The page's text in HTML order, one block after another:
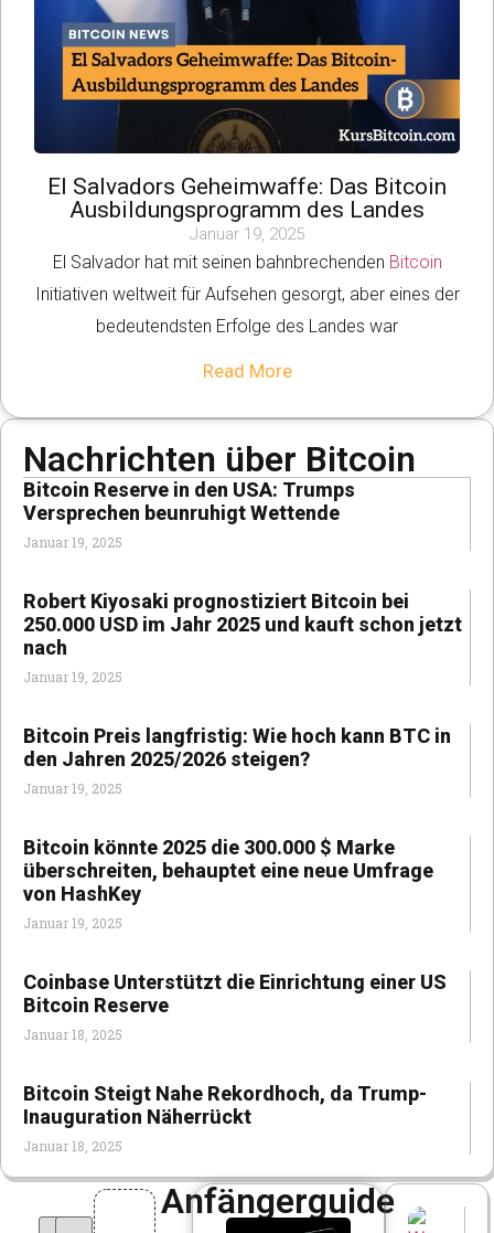
El Salvadors Geheimwaffe: Das Bitcoin
Ausbildungsprogramm des Landes
Januar 19, 2025
El Salvador hat mit seinen bahnbrechenden Bitcoin
Initiativen weltweit für Aufsehen gesorgt, aber eines der
bedeutendsten Erfolge des Landes war
Read More
Nachrichten über Bitcoin
Bitcoin Reserve in den USA: Trumps
Versprechen beunruhigt Wettende
Januar 19, 2025
Robert Kiyosaki prognostiziert Bitcoin bei
250.000 USD im Jahr 2025 und kauft schon jetzt
nach
Januar 19, 2025
Bitcoin Preis langfristig: Wie hoch kann BTC in
den Jahren 2025/2026 steigen?
Januar 19, 2025
Bitcoin könnte 2025 die 300.000 $ Marke
überschreiten, behauptet eine neue Umfrage
von HashKey
Januar 19, 2025
Coinbase Unterstützt die Einrichtung einer US
Bitcoin Reserve
Januar 18, 2025
Bitcoin Steigt Nahe Rekordhoch, da Trump-
Inauguration Näherrückt
Januar 18, 2025
Anfängerguide